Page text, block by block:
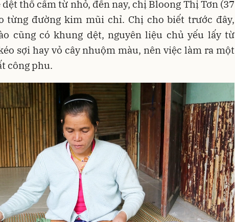
dệt thổ cẩm từ nhỏ, đến nay, chị Bloong Thị Tơn (37
từng đường kim mũi chỉ. Chị cho biết trước đây,
cũng có khung dệt, nguyên liệu chủ yếu lấy từ
sợi hay vỏ cây nhuộm màu, nên việc làm ra một
công phu.